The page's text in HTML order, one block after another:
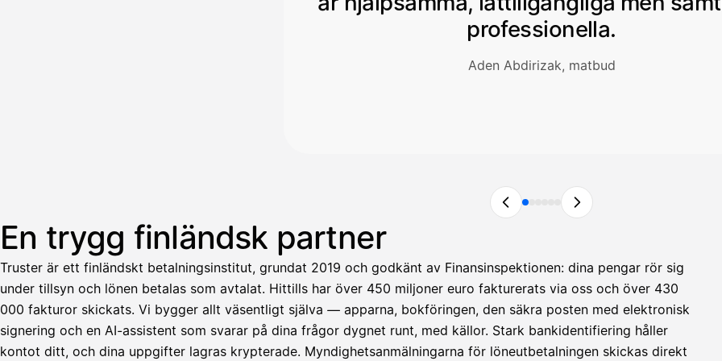
professionella.
Aden Abdirizak, matbud
En trygg finländsk partner
Truster är ett finländskt betalningsinstitut, grundat 2019 och godkänt av Finansinspektionen: dina pengar rör sig
under tillsyn och lönen betalas som avtalat. Hittills har över 450 miljoner euro fakturerats via oss och över 430
000 fakturor skickats. Vi bygger allt väsentligt själva — apparna, bokföringen, den säkra posten med elektronisk
signering och en AI-assistent som svarar på dina frågor dygnet runt, med källor. Stark bankidentifiering håller
kontot ditt, och dina uppgifter lagras krypterade. Myndighetsanmälningarna för löneutbetalningen skickas direkt